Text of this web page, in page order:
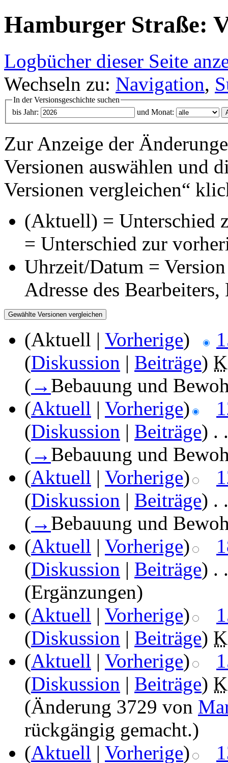
Hamburger Straße:
Logbücher dieser Seite
Wechseln zu: Navigation,
In der Versionsgeschichte suchen
bis Jahr:
und Monat:
Zur Anzeige der
Versionen auswählen und
Versionen vergleichen“
(Aktuell) = Unterschied
= Unterschied zur
Uhrzeit/Datum =
Adresse des
(Aktuell | Vorherige)
(Diskussion | Beiträge) K
( → Bebauung und
(Aktuell | Vorherige)
(Diskussion | Beiträge) . .
( → Bebauung und
(Aktuell | Vorherige)
(Diskussion | Beiträge) . .
( → Bebauung und
(Aktuell | Vorherige)
(Diskussion | Beiträge) . .
(Ergänzungen)
(Aktuell | Vorherige)
(Diskussion | Beiträge) K
(Aktuell | Vorherige)
(Diskussion | Beiträge) K
(Änderung 3729 von
rückgängig gemacht.)
(Aktuell | Vorherige)